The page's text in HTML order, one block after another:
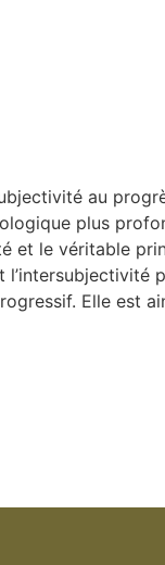
au
plus
le véritable
Elle est